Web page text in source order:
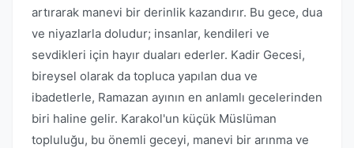
artırarak manevi bir derinlik kazandırır. Bu gece, dua
ve niyazlarla doludur; insanlar, kendileri ve
sevdikleri için hayır duaları ederler. Kadir Gecesi,
bireysel olarak da topluca yapılan dua ve
ibadetlerle, Ramazan ayının en anlamlı gecelerinden
biri haline gelir. Karakol'un küçük Müslüman
topluluğu, bu önemli geceyi, manevi bir arınma ve